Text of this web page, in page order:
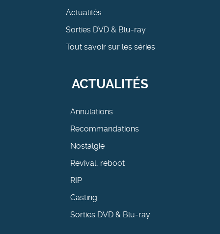
Actualités
Sorties DVD & Blu-ray
Tout savoir sur les séries
ACTUALITÉS
Annulations
Recommandations
Nostalgie
Revival, reboot
RIP
Casting
Sorties DVD & Blu-ray